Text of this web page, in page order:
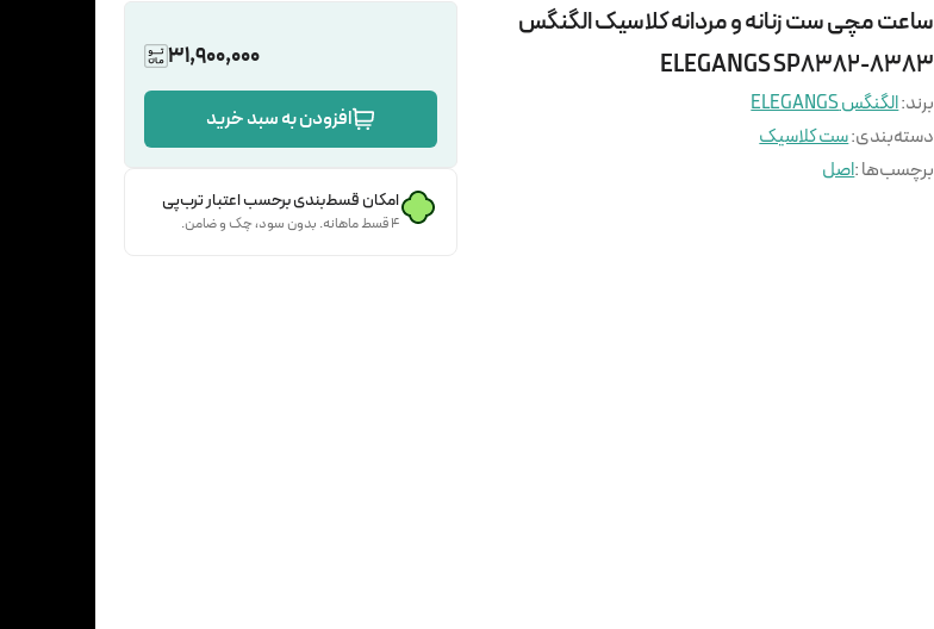
ساعت مچی ست زنانه و مردانه کلاسیک الگنگس
ELEGANGS SP8382-8383
برند:الگنگس ELEGANGS
دسته‌بندی:ست کلاسیک
برچسب‌ها :اصل
31,900,000
افزودن به سبد خرید
امکان قسط‌بندی برحسب اعتبار ترب‌پی
۴ قسط ماهانه. بدون سود، چک و ضامن.